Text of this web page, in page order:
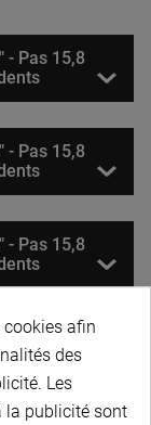
- Pas 15,8
- Pas 15,8
- Pas 15,8
- Pas 15,8
dents
cookies afin
des
Les
la publicité sont